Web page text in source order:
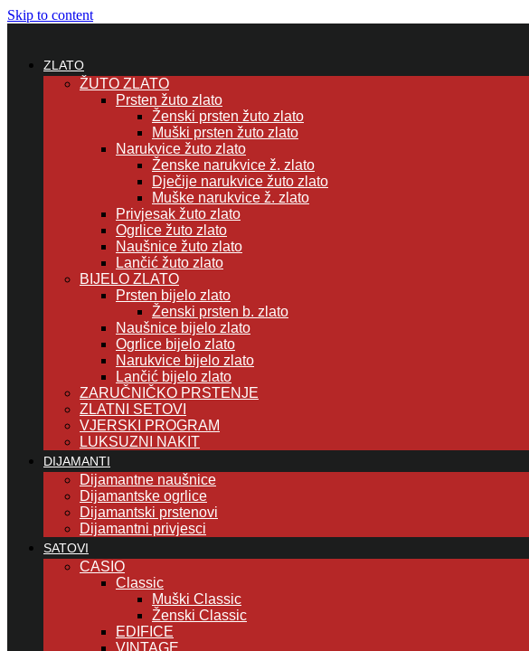
Skip to content
ZLATO
ŽUTO ZLATO
Prsten žuto zlato
Ženski prsten žuto zlato
Muški prsten žuto zlato
Narukvice žuto zlato
Ženske narukvice ž. zlato
Dječije narukvice žuto zlato
Muške narukvice ž. zlato
Privjesak žuto zlato
Ogrlice žuto zlato
Naušnice žuto zlato
Lančić žuto zlato
BIJELO ZLATO
Prsten bijelo zlato
Ženski prsten b. zlato
Naušnice bijelo zlato
Ogrlice bijelo zlato
Narukvice bijelo zlato
Lančić bijelo zlato
ZARUČNIČKO PRSTENJE
ZLATNI SETOVI
VJERSKI PROGRAM
LUKSUZNI NAKIT
DIJAMANTI
Dijamantne naušnice
Dijamantske ogrlice
Dijamantski prstenovi
Dijamantni privjesci
SATOVI
CASIO
Classic
Muški Classic
Ženski Classic
EDIFICE
VINTAGE